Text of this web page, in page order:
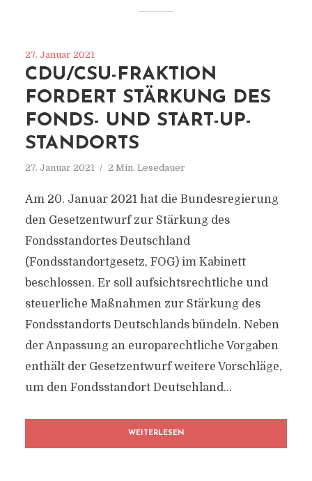
27. Januar 2021
CDU/CSU-FRAKTION
FORDERT STÄRKUNG DES
FONDS- UND START-UP-
STANDORTS
27. Januar 2021 2 Min. Lesedauer
Am 20. Januar 2021 hat die Bundesregierung
den Gesetzentwurf zur Stärkung des
Fondsstandortes Deutschland
(Fondsstandortgesetz, FOG) im Kabinett
beschlossen. Er soll aufsichtsrechtliche und
steuerliche Maßnahmen zur Stärkung des
Fondsstandorts Deutschlands bündeln. Neben
der Anpassung an europarechtliche Vorgaben
enthält der Gesetzentwurf weitere Vorschläge,
um den Fondsstandort Deutschland...
WEITERLESEN